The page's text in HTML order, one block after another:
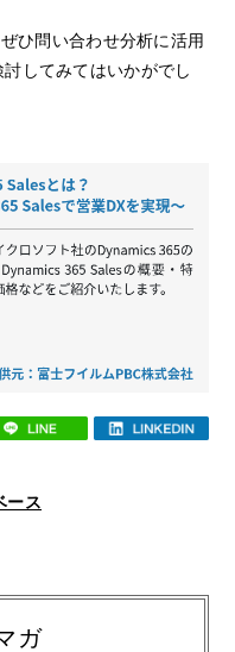
ひ問い合わせ分析に活用
してみてはいかがでし
ース
ガ